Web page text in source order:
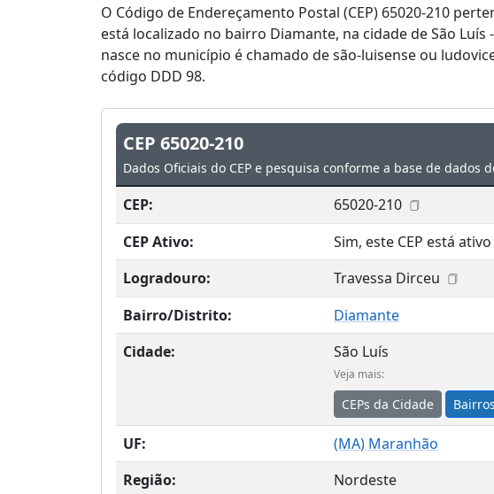
O Código de Endereçamento Postal (CEP) 65020-210
está localizado no bairro Diamante, na cidade de São Luís
nasce no município é chamado de são-luisense ou
código DDD 98.
CEP 65020-210
Dados Oficiais do CEP e pesquisa conforme a base de dados
CEP:
65020-210
CEP Ativo:
Sim, este CEP está ativo
Logradouro:
Travessa Dirceu
Bairro/Distrito:
Diamante
Cidade:
São Luís
Veja mais:
CEPs da Cidade
UF: (MA) Maranhão
Região:
Nordeste